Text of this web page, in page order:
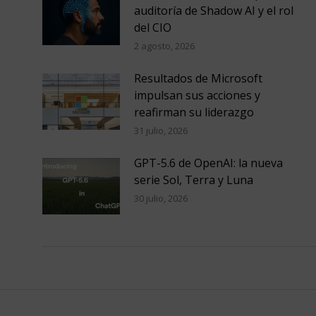
auditoría de Shadow AI y el rol
del CIO
2 agosto, 2026
Resultados de Microsoft
impulsan sus acciones y
reafirman su liderazgo
31 julio, 2026
GPT-5.6 de OpenAI: la nueva
serie Sol, Terra y Luna
30 julio, 2026